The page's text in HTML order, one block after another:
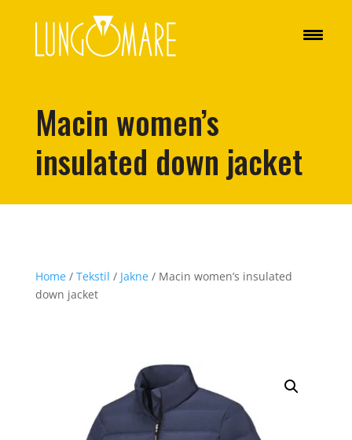
Macin women’s
insulated down jacket
Home/ Tekstil / Jakne/ Macin women’s insulated
down jacket